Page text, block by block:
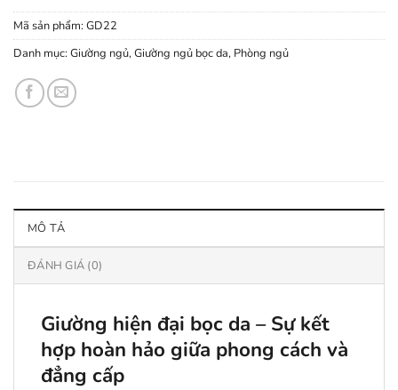
Mã sản phẩm: GD22
Danh mục: Giường ngủ,Giường ngủ bọc da, Phòng ngủ
MÔ TẢ
ĐÁNH GIÁ (0)
Giường hiện đại bọc da – Sự kết
hợp hoàn hảo giữa phong cách và
đẳng cấp